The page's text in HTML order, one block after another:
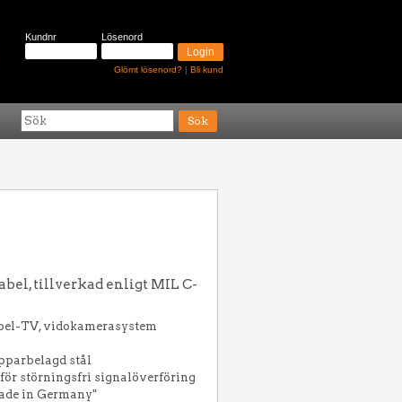
Kundnr Lösenord
Glömt lösenord? | Bli kund
tillverkad enligt MIL C-
TV, vidokamerasystem
stål
störningsfri signalöverföring
in Germany"